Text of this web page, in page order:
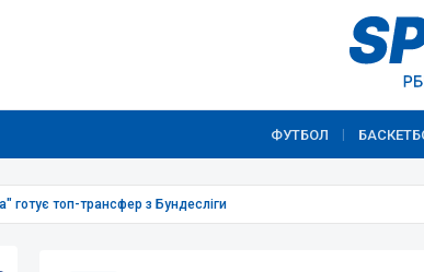
ФУТБОЛ
готує топ-трансфер з Бундесліги